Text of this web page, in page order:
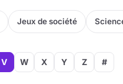
Jeux de société
V W X Y Z #